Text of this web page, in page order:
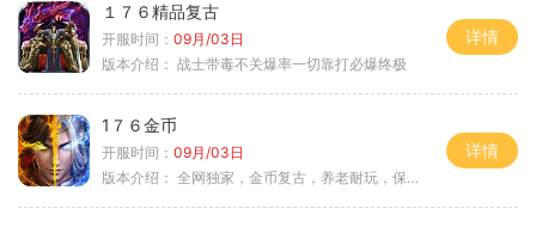
１７６精品复古
开服时间： 09月/03日
版本介绍： 战士带毒不关爆率一切靠打必爆终极
详情
1７６金币
开服时间： 09月/03日
版本介绍： 全网独家，金币复古，养老耐玩，保底回収
详情